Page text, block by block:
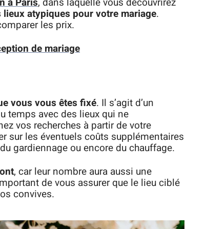
atypiques pour votre mariage.
les prix.
de mariage
vous vous êtes fixé. Il s’agit d’un
temps avec des lieux qui ne
vos recherches à partir de votre
sur les éventuels coûts supplémentaires
gardiennage ou encore du chauffage.
, car leur nombre aura aussi une
de vous assurer que le lieu ciblé
convives.